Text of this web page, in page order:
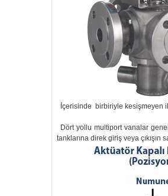
İçerisinde birbiriyle kesişmeyen
Dört yollu multiport vanalar
tanklarına direk giriş veya çıkışın